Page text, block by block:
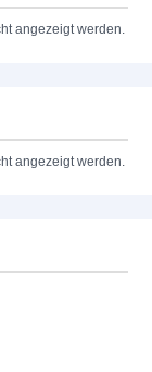
angezeigt werden.
angezeigt werden.